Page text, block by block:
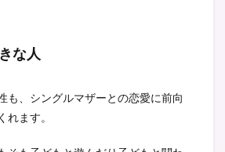
な人
も、シングルマザーとの恋愛に前向
れます。